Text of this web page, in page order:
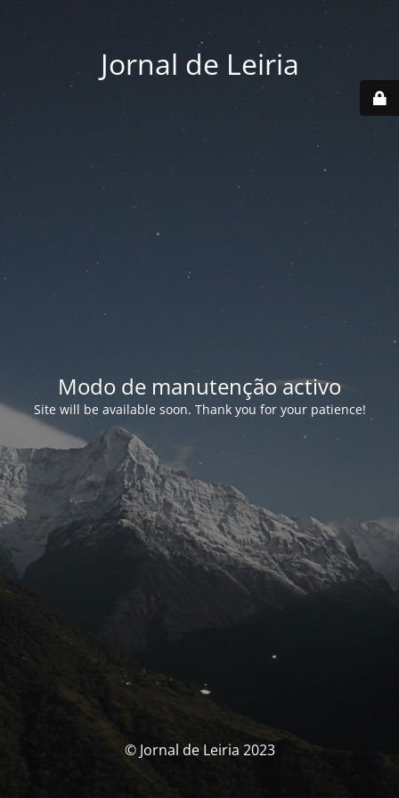
Jornal de Leiria
Modo de manutenção activo
Site will be available soon. Thank you for your patience!
© Jornal de Leiria 2023